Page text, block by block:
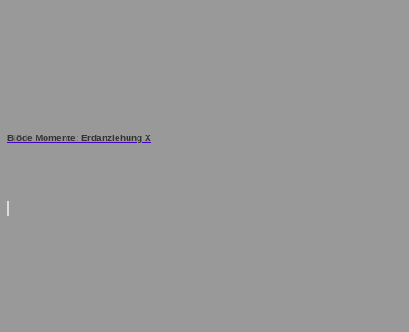
Blöde Momente: Erdanziehung X